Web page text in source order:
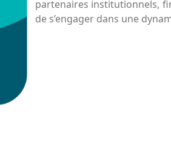
partenaires institutionnels,
de s’engager dans une